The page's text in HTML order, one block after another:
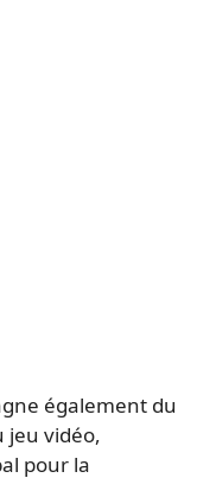
également du
jeu vidéo,
pour la